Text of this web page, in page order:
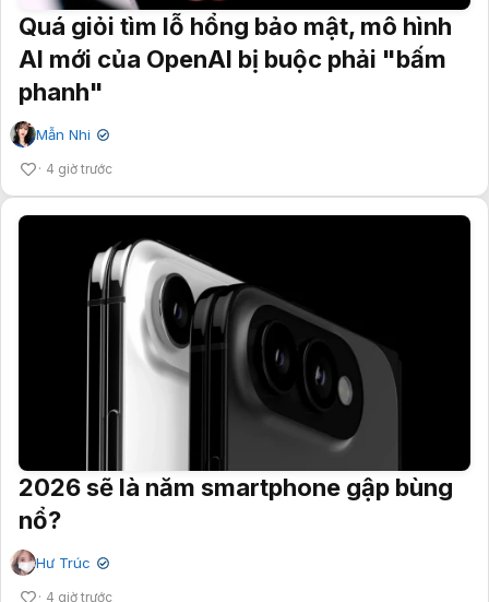
Quá giỏi tìm lỗ hổng bảo mật, mô hình
AI mới của OpenAI bị buộc phải "bấm
phanh"
Mẫn Nhi ✔
4 giờ trước
2026 sẽ là năm smartphone gập bùng
nổ?
Hư Trúc ✔
4 giờ trước